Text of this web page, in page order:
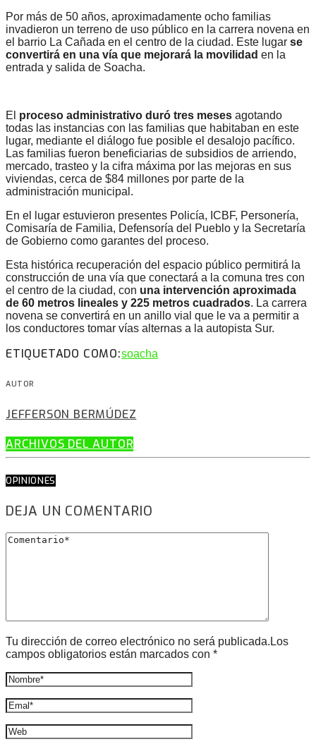
Por más de 50 años, aproximadamente ocho familias
invadieron un terreno de uso público en la carrera novena en
el barrio La Cañada en el centro de la ciudad. Este lugar se
convertirá en una vía que mejorará la movilidad en la
entrada y salida de Soacha.
El proceso administrativo duró tres meses agotando
todas las instancias con las familias que habitaban en este
lugar, mediante el diálogo fue posible el desalojo pacífico.
Las familias fueron beneficiarias de subsidios de arriendo,
mercado, trasteo y la cifra máxima por las mejoras en sus
viviendas, cerca de $84 millones por parte de la
administración municipal.
En el lugar estuvieron presentes Policía, ICBF, Personería,
Comisaría de Familia, Defensoría del Pueblo y la Secretaría
de Gobierno como garantes del proceso.
Esta histórica recuperación del espacio público permitirá la
construcción de una vía que conectará a la comuna tres con
el centro de la ciudad, con una intervención aproximada
de 60 metros lineales y 225 metros cuadrados. La carrera
novena se convertirá en un anillo vial que le va a permitir a
los conductores tomar vías alternas a la autopista Sur.
ETIQUETADO COMO:soacha
AUTOR
JEFFERSON BERMÚDEZ
ARCHIVOS DEL AUTOR
OPINIONES
DEJA UN COMENTARIO
Tu dirección de correo electrónico no será publicada.Los
campos obligatorios están marcados con *